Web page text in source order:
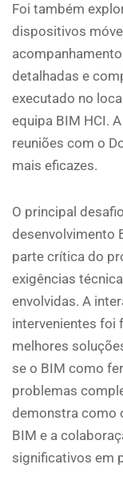
Foi também
dispositivos
detalhadas e
executado no
equipa BIM HCI.
reuniões com o
mais eficazes.
O principal
desenvolvimento
parte crítica do
exigências
envolvidas. A
intervenientes foi
melhores
se o BIM como
problemas
demonstra como
BIM e a
significativos em